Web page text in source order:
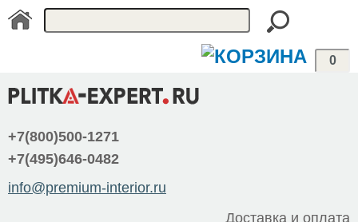
0
+7(800)500-1271
+7(495)646-0482
info@premium-interior.ru
Доставка и оплата